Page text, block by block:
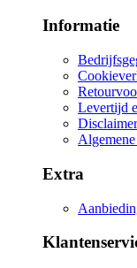
Informatie
Levertijd
Disclaimer
Extra